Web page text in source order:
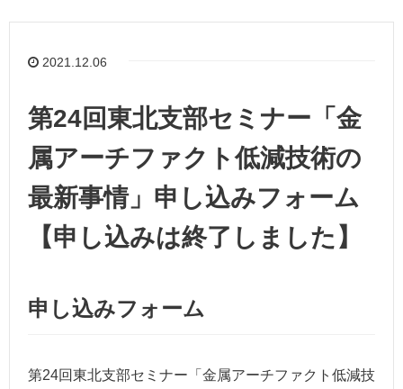
2021.12.06
第24回東北支部セミナー「金
属アーチファクト低減技術の
最新事情」申し込みフォーム
【申し込みは終了しました】
申し込みフォーム
第24回東北支部セミナー「金属アーチファクト低減技